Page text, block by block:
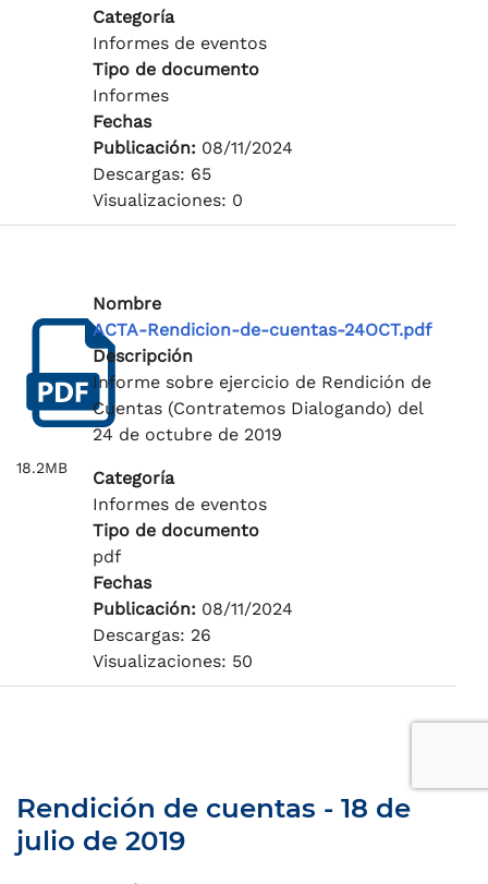
Categoría
Informes de eventos
Tipo de documento
Informes
Fechas
Publicación: 08/11/2024
Descargas: 65
Visualizaciones: 0
18.2MB
Nombre
ACTA-Rendicion-de-cuentas-24OCT.pdf
Descripción
Informe sobre ejercicio de Rendición de
Cuentas (Contratemos Dialogando) del
24 de octubre de 2019
Categoría
Informes de eventos
Tipo de documento
pdf
Fechas
Publicación: 08/11/2024
Descargas: 26
Visualizaciones: 50
Rendición de cuentas - 18 de
julio de 2019